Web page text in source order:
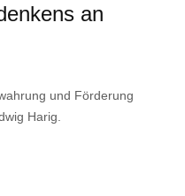
an
und Förderung
Harig.